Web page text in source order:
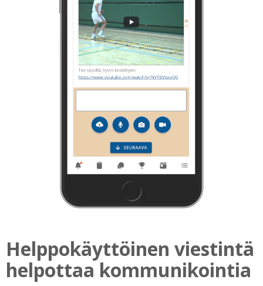
Helppokäyttöinen viestintä
helpottaa kommunikointia